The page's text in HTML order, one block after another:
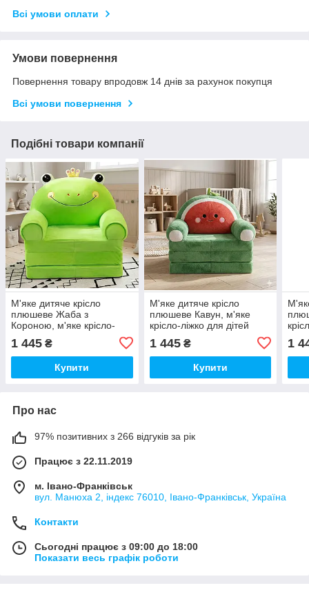
Всі умови оплати
Умови повернення
Повернення товару впродовж 14 днів за рахунок покупця
Всі умови повернення
Подібні товари компанії
М'яке дитяче крісло
плюшеве Жаба з
Короною, м'яке крісло-
1 445 ₴
Купити
М'яке дитяче крісло
плюшеве Кавун, м'яке
крісло-ліжко для дітей
1 445₴
Купити
1
Про нас
97% позитивних з 266 відгуків за рік
Працює з 22.11.2019
м. Івано-Франківськ
вул. Манюха 2, індекс 76010, Івано-Франківськ, Україна
Контакти
Сьогодні працює з 09:00 до 18:00
Показати весь графік роботи